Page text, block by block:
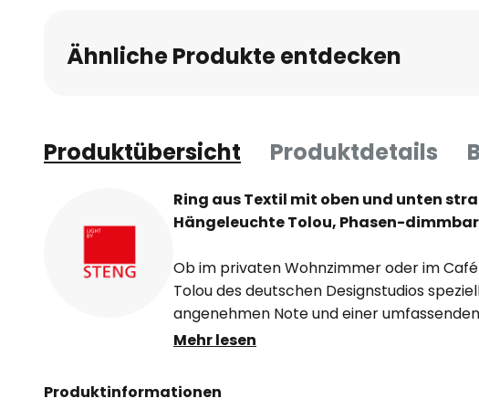
Ähnliche Produkte entdecken
Produktübersicht Produktdetails
Ring aus Textil mit oben und unten
Hängeleuchte Tolou, Phasen-dimmbar
Ob im privaten Wohnzimmer oder im
Tolou des deutschen Designstudios
angenehmen Note und einer
Der Schirm ist als innen offener Ring aus
warmweißes Licht mit guter
Mehr lesen
Produktinformationen